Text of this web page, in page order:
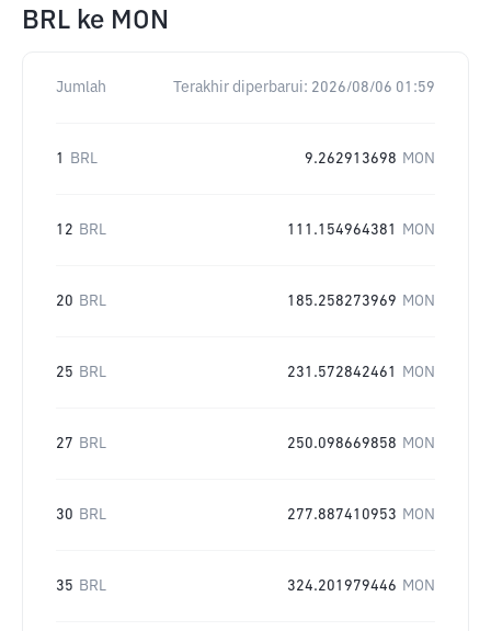
BRL ke MON
Jumlah Terakhir diperbarui: 2026/08/06 01:59
1 BRL 9.262913698 MON
12 BRL 111.154964381 MON
20 BRL 185.258273969 MON
25 BRL 231.572842461 MON
27 BRL 250.098669858 MON
30 BRL 277.887410953 MON
35 BRL 324.201979446 MON